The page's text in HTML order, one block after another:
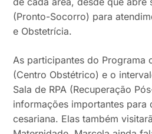
(Pronto-Socorro) para
e Obstetrícia.
As participantes do Programa
(Centro Obstétrico) e o
Sala de RPA (Recuperação
informações importantes para
cesariana. Elas também